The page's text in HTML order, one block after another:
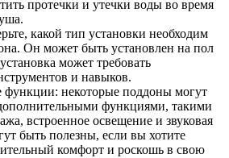
протечки и утечки воды во время
какой тип установки необходим
Он может быть установлен на пол
может требовать
и навыков.
функции: некоторые поддоны могут
функциями, такими
встроенное освещение и звуковая
быть полезны, если вы хотите
комфорт и роскошь в свою